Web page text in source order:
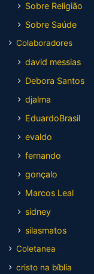
Sobre Religião
Sobre Saúde
Colaboradores
david messias
Debora Santos
djalma
EduardoBrasil
evaldo
fernando
gonçalo
Marcos Leal
sidney
silasmatos
Coletanea
cristo na bíblia